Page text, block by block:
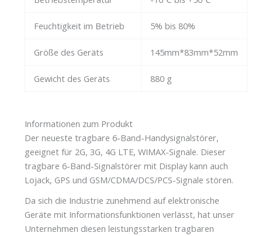
Feuchtigkeit im Betrieb 5% bis 80%
Größe des Geräts 145mm*83mm*52mm
Gewicht des Geräts 880 g
Informationen zum Produkt
Der neueste tragbare 6-Band-Handysignalstörer,
geeignet für 2G, 3G, 4G LTE, WIMAX-Signale. Dieser
tragbare 6-Band-Signalstörer mit Display kann auch
Lojack, GPS und GSM/CDMA/DCS/PCS-Signale stören.
Da sich die Industrie zunehmend auf elektronische
Geräte mit Informationsfunktionen verlässt, hat unser
Unternehmen diesen leistungsstarken tragbaren